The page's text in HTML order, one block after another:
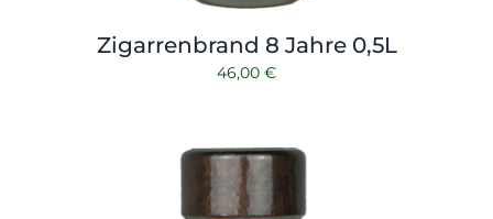
Zigarrenbrand 8 Jahre 0,5L
46,00 €